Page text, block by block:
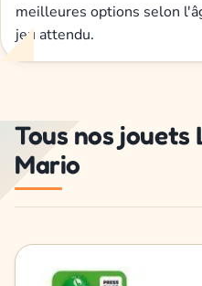
meilleures options selon
jeu attendu.
Tous nos jouets
Mario